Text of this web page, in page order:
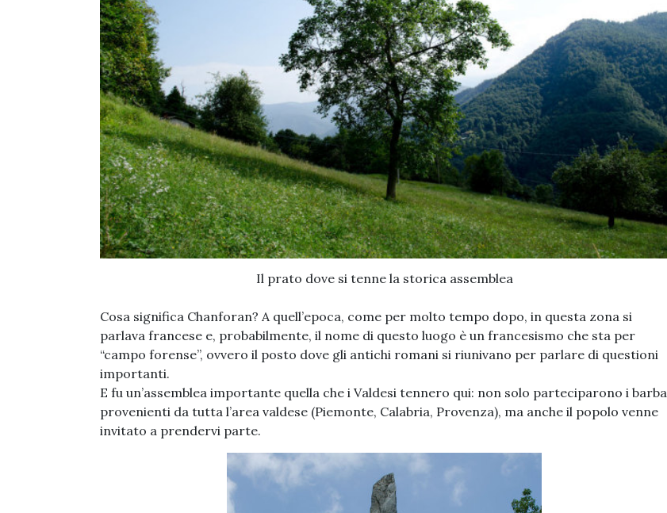
Il prato dove si tenne la storica assemblea
Cosa significa Chanforan? A quell’epoca, come per molto tempo dopo, in questa zona si
parlava francese e, probabilmente, il nome di questo luogo è un francesismo che sta per
“campo forense”, ovvero il posto dove gli antichi romani si riunivano per parlare di questioni
importanti.
E fu un’assemblea importante quella che i Valdesi tennero qui: non solo parteciparono i barba
provenienti da tutta l’area valdese (Piemonte, Calabria, Provenza), ma anche il popolo venne
invitato a prendervi parte.